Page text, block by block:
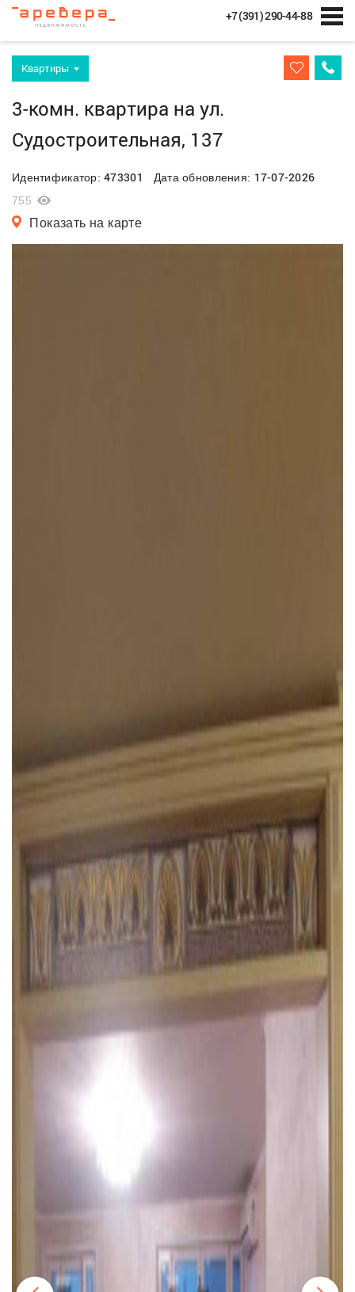
+7 (391) 290-44-88
Квартиры
3-комн. квартира на ул.
Судостроительная, 137
Идентификатор:473301 Дата обновления: 17-07-2026
755
Показать на карте